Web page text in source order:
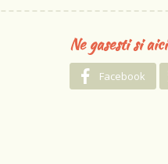
Ne gasesti si aici
Facebook